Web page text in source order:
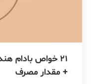
21 خواص بادام
+ مقدار مصرف